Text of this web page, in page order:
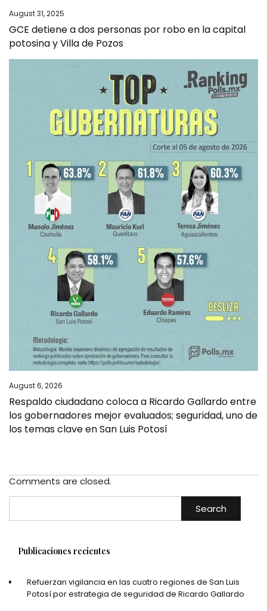
August 31, 2025
GCE detiene a dos personas por robo en la capital
potosina y Villa de Pozos
August 6, 2026
Respaldo ciudadano coloca a Ricardo Gallardo entre
los gobernadores mejor evaluados; seguridad, uno de
los temas clave en San Luis Potosí
Comments are closed.
Search
Publicaciones recientes
Refuerzan vigilancia en las cuatro regiones de San Luis
Potosí por estrategia de seguridad de Ricardo Gallardo